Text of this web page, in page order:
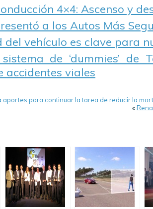
4×4: Ascenso y
a los Autos Más
del vehículo es clave para
de ‘dummies’ de
accidentes viales
aportes para continuar la tarea de reducir la
«